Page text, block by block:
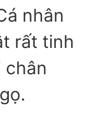
nhân
rất tinh
chân